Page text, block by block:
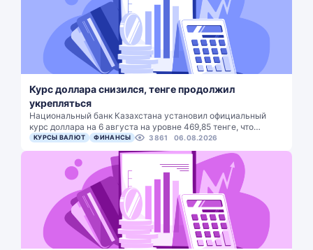
Курс доллара снизился, тенге продолжил
укрепляться
Национальный банк Казахстана установил официальный
курс доллара на 6 августа на уровне 469,85 тенге, что…
КУРСЫ ВАЛЮТ ФИНАНСЫ 3861 06.08.2026